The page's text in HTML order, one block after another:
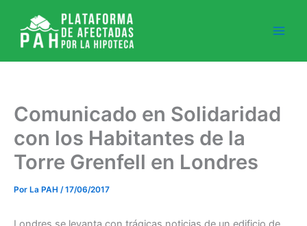
contenido
Comunicado en Solidaridad
con los Habitantes de la
Torre Grenfell en Londres
Por La PAH /17/06/2017